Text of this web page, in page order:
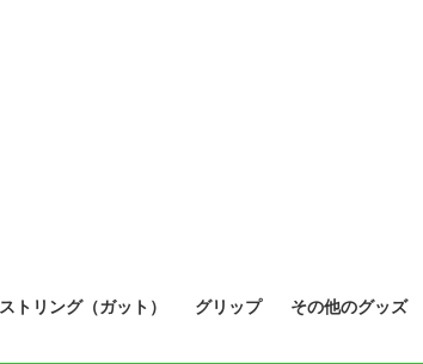
ストリング（ガット） グリップ その他のグッズ